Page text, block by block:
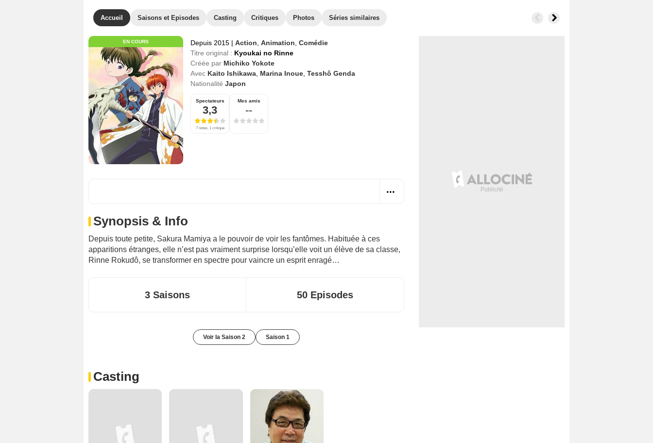
Accueil Saisons et Episodes Casting Critiques Photos Séries similaires
EN COURS Depuis 2015 | Action Animation Comédie
Titre original : Kyoukai no Rinne
Créée par Michiko Yokote
Avec Kaito Ishikawa Marina Inoue Tesshô Genda
Nationalité Japon
Spectateurs
3,3
7 notes, 1 critique
Mes amis
--
Synopsis & Info
Depuis toute petite, Sakura Mamiya a le pouvoir de voir les fantômes. Habituée à ces
apparitions étranges, elle n’est pas vraiment surprise lorsqu’elle voit un élève de sa classe,
Rinne Rokudô, se transformer en spectre pour vaincre un esprit enragé…
3 Saisons 50 Episodes
Voir la Saison 2 Saison 1
Casting